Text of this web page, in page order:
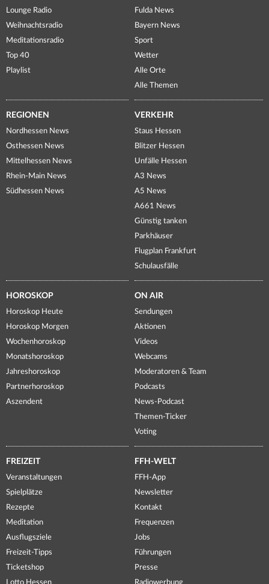
Lounge Radio
Weihnachtsradio
Meditationsradio
Top 40
Playlist
Fulda News
Bayern News
Sport
Wetter
Alle Orte
Alle Themen
REGIONEN
Nordhessen News
Osthessen News
Mittelhessen News
Rhein-Main News
Südhessen News
VERKEHR
Staus Hessen
Blitzer Hessen
Unfälle Hessen
A3 News
A5 News
A661 News
Günstig tanken
Parkhäuser
Flugplan Frankfurt
Schulausfälle
HOROSKOP
Horoskop Heute
Horoskop Morgen
Wochenhoroskop
Monatshoroskop
Jahreshoroskop
Partnerhoroskop
Aszendent
ON AIR
Sendungen
Aktionen
Videos
Webcams
Moderatoren & Team
Podcasts
News-Podcast
Themen-Ticker
Voting
FREIZEIT
Veranstaltungen
Spielplätze
Rezepte
Meditation
Ausflugsziele
Freizeit-Tipps
Ticketshop
Lotto Hessen
FFH-WELT
FFH-App
Newsletter
Kontakt
Frequenzen
Jobs
Führungen
Presse
Radiowerbung